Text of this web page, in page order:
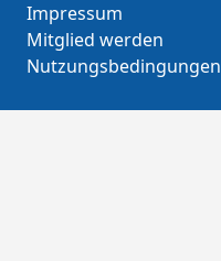
Impressum
Mitglied werden
Nutzungsbedingungen